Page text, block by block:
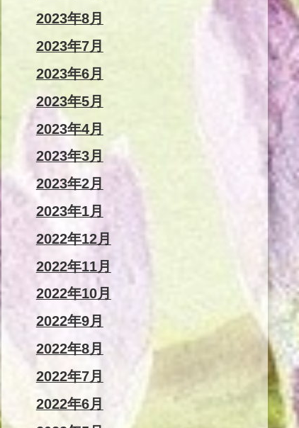
2023年8月
2023年7月
2023年6月
2023年5月
2023年4月
2023年3月
2023年2月
2023年1月
2022年12月
2022年11月
2022年10月
2022年9月
2022年8月
2022年7月
2022年6月